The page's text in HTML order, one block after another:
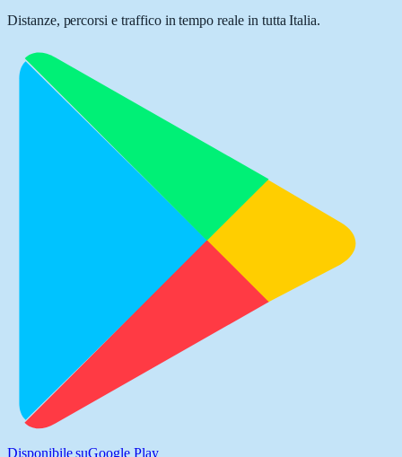
Distanze, percorsi e traffico in tempo reale in tutta Italia.
Disponibile suGoogle Play